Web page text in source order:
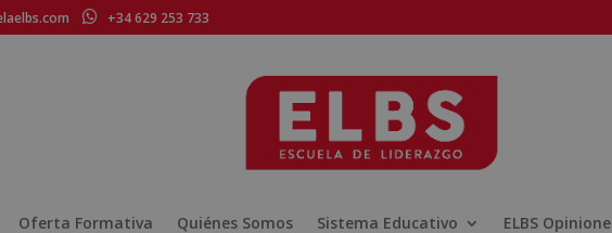
+34 629 253 733
Oferta Formativa Quiénes Somos Sistema Educativo ELBS